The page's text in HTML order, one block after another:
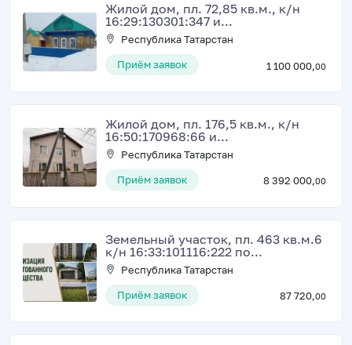
Жилой дом, пл. 72,85 кв.м., к/н
16:29:130301:347 и...
Республика Татарстан
Приём заявок
1 100 000,00
Жилой дом, пл. 176,5 кв.м., к/н
16:50:170968:66 и...
Республика Татарстан
Приём заявок
8 392 000,00
Земельный участок, пл. 463 кв.м.6
к/н 16:33:101116:222 по...
Республика Татарстан
Приём заявок
87 720,00